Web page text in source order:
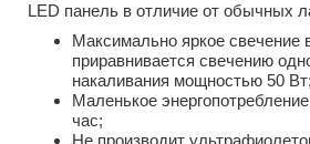
LED панель в отличие от обычных
Максимально яркое свечение
приравнивается свечению
накаливания мощностью 50 Вт;
Маленькое
час;